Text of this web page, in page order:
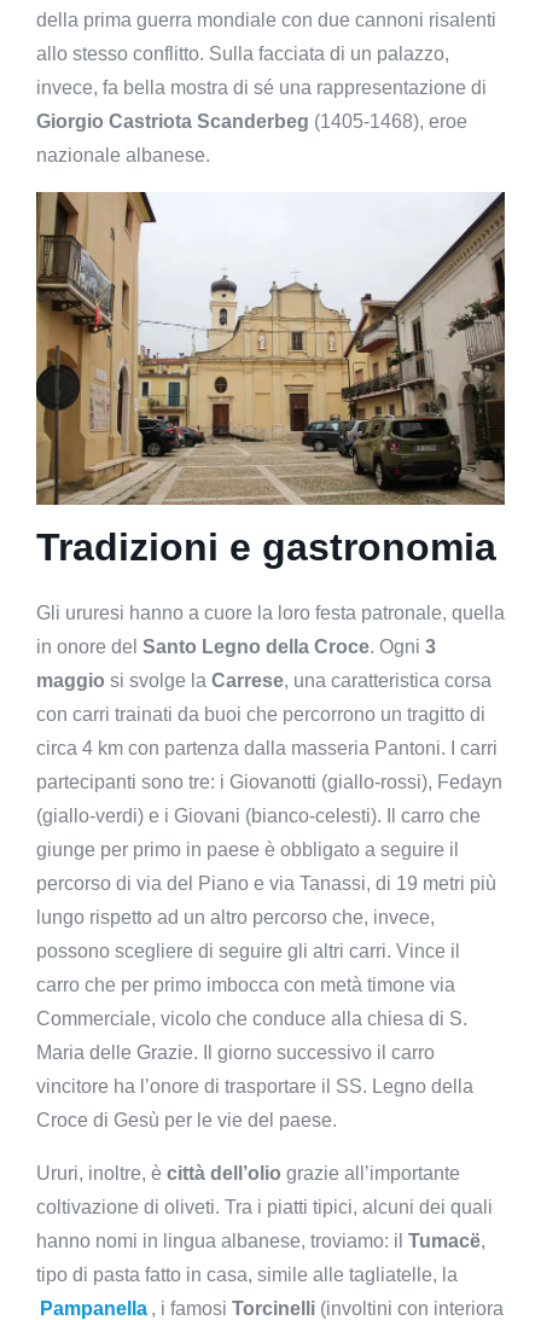
della prima guerra mondiale con due cannoni risalenti
allo stesso conflitto. Sulla facciata di un palazzo,
invece, fa bella mostra di sé una rappresentazione di
Giorgio Castriota Scanderbeg (1405-1468), eroe
nazionale albanese.
Tradizioni e gastronomia
Gli ururesi hanno a cuore la loro festa patronale, quella
in onore del Santo Legno della Croce. Ogni 3
maggio si svolge la Carrese, una caratteristica corsa
con carri trainati da buoi che percorrono un tragitto di
circa 4 km con partenza dalla masseria Pantoni. I carri
partecipanti sono tre: i Giovanotti (giallo-rossi), Fedayn
(giallo-verdi) e i Giovani (bianco-celesti). Il carro che
giunge per primo in paese è obbligato a seguire il
percorso di via del Piano e via Tanassi, di 19 metri più
lungo rispetto ad un altro percorso che, invece,
possono scegliere di seguire gli altri carri. Vince il
carro che per primo imbocca con metà timone via
Commerciale, vicolo che conduce alla chiesa di S.
Maria delle Grazie. Il giorno successivo il carro
vincitore ha l’onore di trasportare il SS. Legno della
Croce di Gesù per le vie del paese.
Ururi, inoltre, è città dell’olio grazie all’importante
coltivazione di oliveti. Tra i piatti tipici, alcuni dei quali
hanno nomi in lingua albanese, troviamo: il Tumacë,
tipo di pasta fatto in casa, simile alle tagliatelle, la
Pampanella , i famosiTorcinelli (involtini con interiora